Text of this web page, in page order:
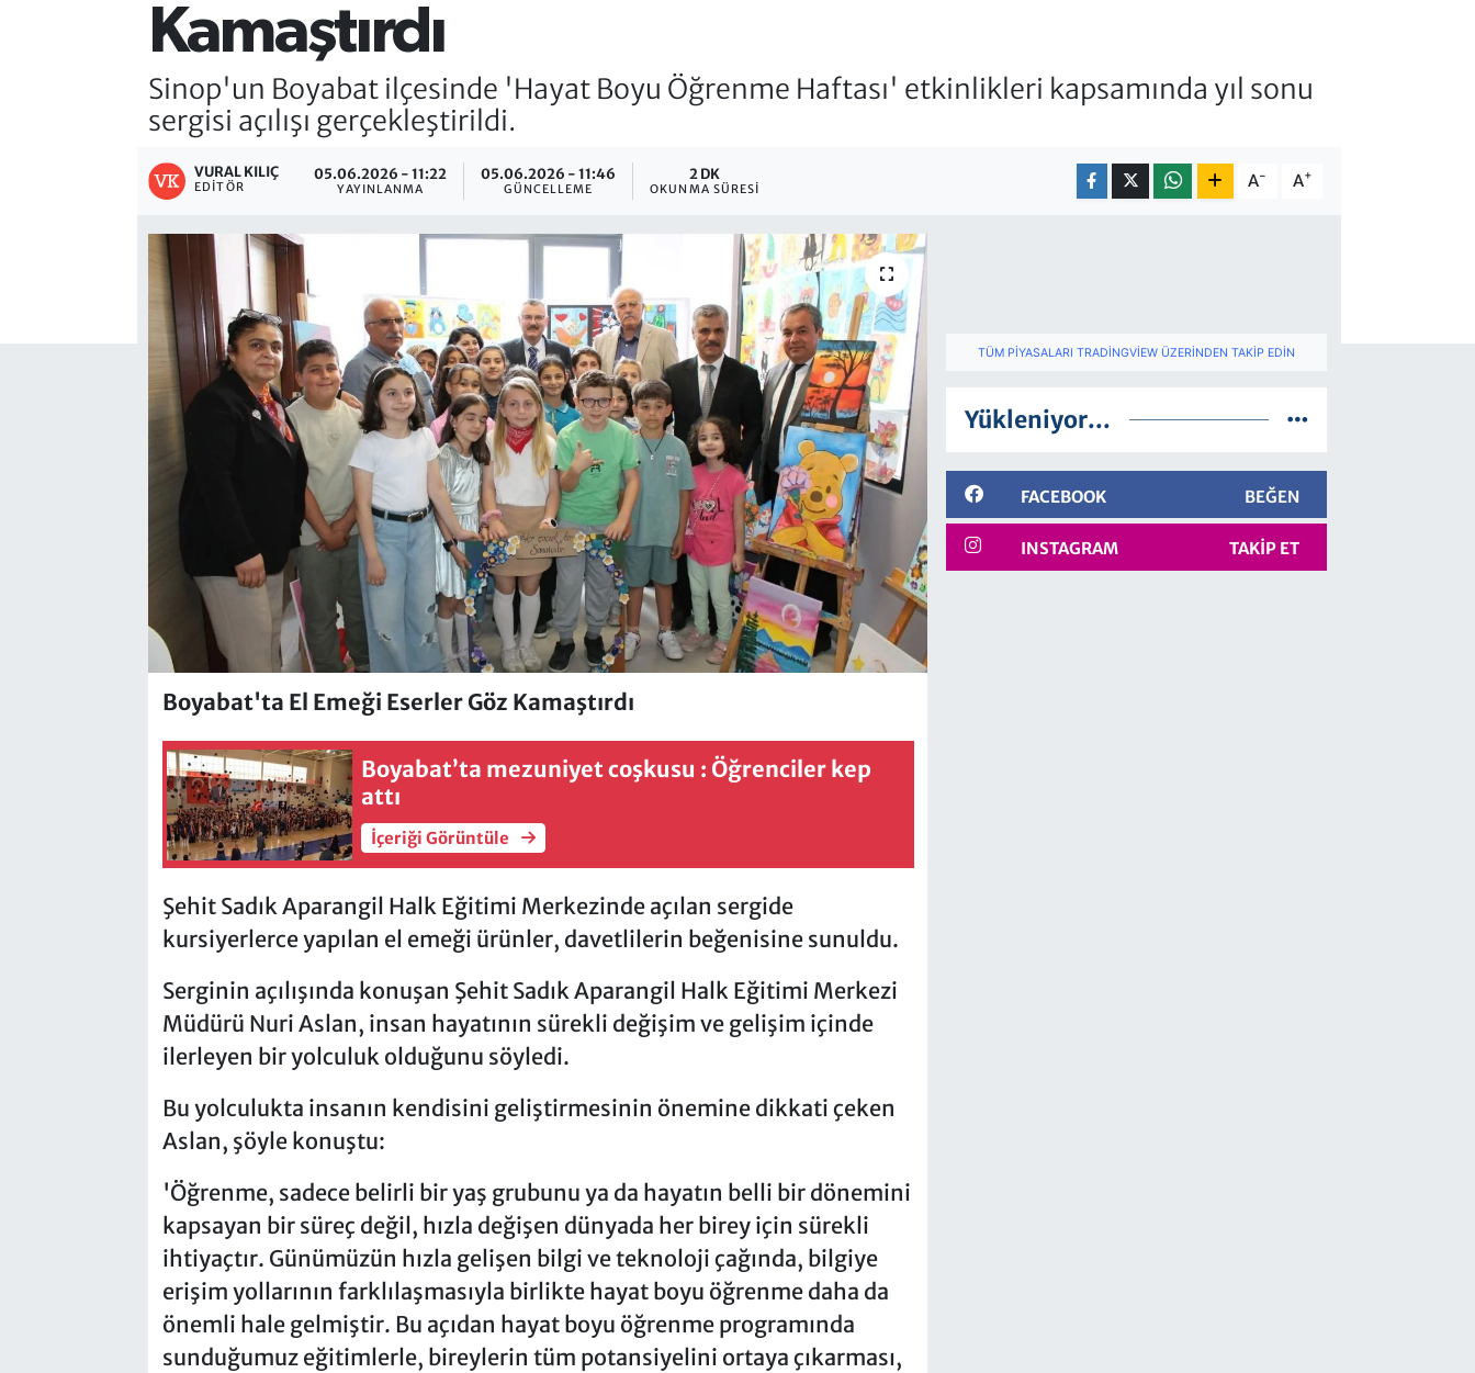
Kamaştırdı
Sinop'un Boyabat ilçesinde 'Hayat Boyu Öğrenme Haftası' etkinlikleri kapsamında yıl sonu
sergisi açılışı gerçekleştirildi.
VURAL KILIÇ
EDITÖR
05.06.2026 - 11:22
YAYINLANMA
05.06.2026 - 11:46
GÜNCELLEME
2 DK
OKUNMA SÜRESI A- A+
Boyabat'ta El Emeği Eserler Göz Kamaştırdı
Boyabat’ta mezuniyet coşkusu : Öğrenciler kep
attı
İçeriği Görüntüle
Şehit Sadık Aparangil Halk Eğitimi Merkezinde açılan sergide
kursiyerlerce yapılan el emeği ürünler, davetlilerin beğenisine sunuldu.
Serginin açılışında konuşan Şehit Sadık Aparangil Halk Eğitimi Merkezi
Müdürü Nuri Aslan, insan hayatının sürekli değişim ve gelişim içinde
ilerleyen bir yolculuk olduğunu söyledi.
Bu yolculukta insanın kendisini geliştirmesinin önemine dikkati çeken
Aslan, şöyle konuştu:
'Öğrenme, sadece belirli bir yaş grubunu ya da hayatın belli bir dönemini
kapsayan bir süreç değil, hızla değişen dünyada her birey için sürekli
ihtiyaçtır. Günümüzün hızla gelişen bilgi ve teknoloji çağında, bilgiye
erişim yollarının farklılaşmasıyla birlikte hayat boyu öğrenme daha da
önemli hale gelmiştir. Bu açıdan hayat boyu öğrenme programında
sunduğumuz eğitimlerle, bireylerin tüm potansiyelini ortaya çıkarması,
TÜM PIYASALARI TRADINGVIEW ÜZERINDEN TAKIP EDIN
Yükleniyor...
FACEBOOK BEĞEN
INSTAGRAM TAKIP ET